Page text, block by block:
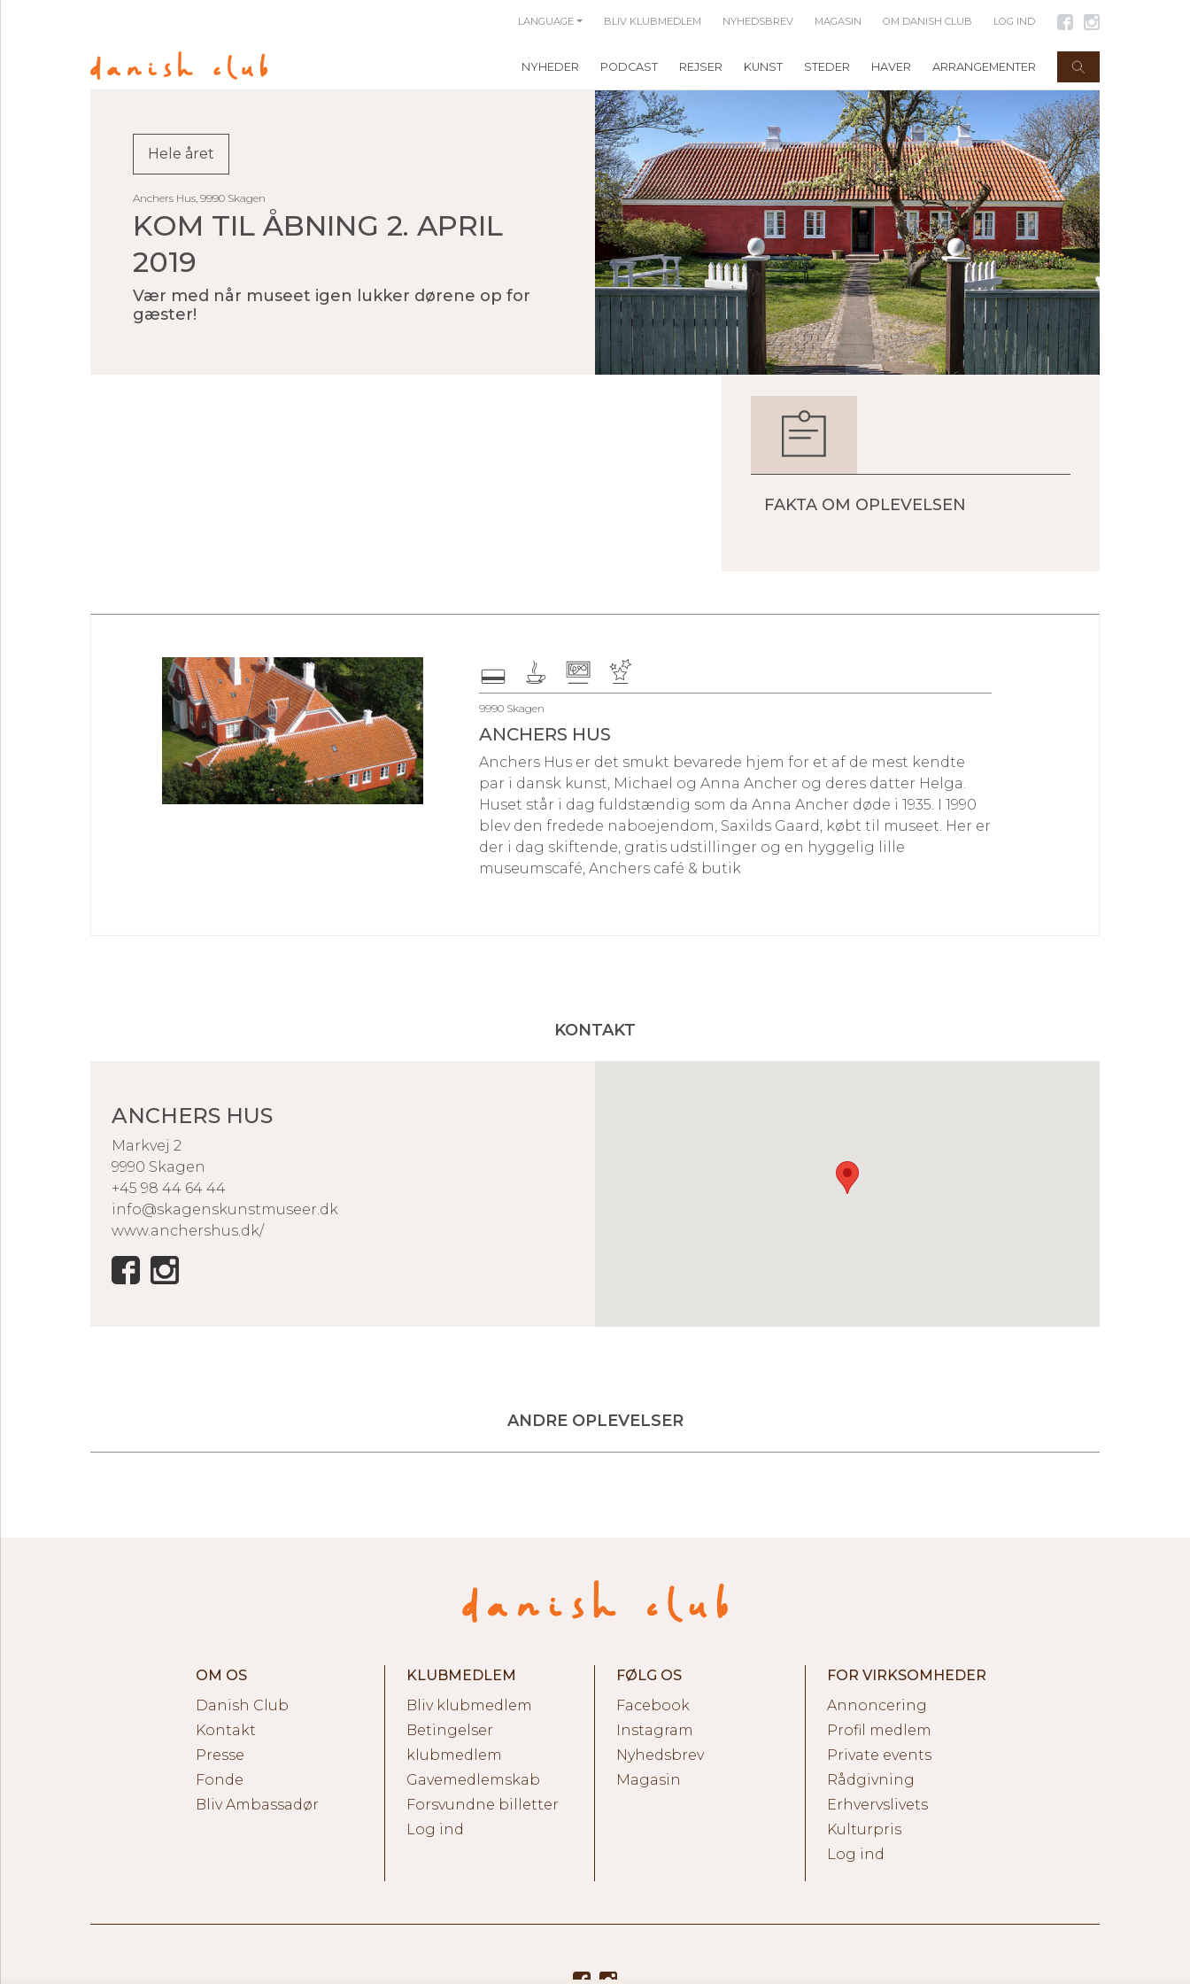
LANGUAGE BLIV KLUBMEDLEM NYHEDSBREV MAGASIN OM DANISH CLUB LOG IND
NYHEDER PODCAST REJSER KUNST STEDER HAVER ARRANGEMENTER
Hele året
Anchers Hus, 9990 Skagen
KOM TIL ÅBNING 2. APRIL
2019
Vær med når museet igen lukker dørene op for
gæster!
FAKTA OM OPLEVELSEN
9990 Skagen
ANCHERS HUS
Anchers Hus er det smukt bevarede hjem for et af de mest kendte
par i dansk kunst, Michael og Anna Ancher og deres datter Helga.
Huset står i dag fuldstændig som da Anna Ancher døde i 1935. I 1990
blev den fredede naboejendom, Saxilds Gaard, købt til museet. Her er
der i dag skiftende, gratis udstillinger og en hyggelig lille
museumscafé, Anchers café & butik
KONTAKT
ANCHERS HUS
Markvej 2
9990 Skagen
+45 98 44 64 44
info@skagenskunstmuseer.dk
www.anchershus.dk/
ANDRE OPLEVELSER
OM OS
Danish Club
Kontakt
Presse
Fonde
Bliv Ambassadør
KLUBMEDLEM
Bliv klubmedlem
Betingelser
klubmedlem
Gavemedlemskab
Forsvundne billetter
Log ind
FØLG OS
Facebook
Instagram
Nyhedsbrev
Magasin
FOR VIRKSOMHEDER
Annoncering
Profil medlem
Private events
Rådgivning
Erhvervslivets
Kulturpris
Log ind